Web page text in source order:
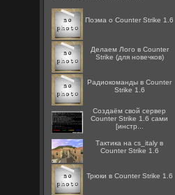
Поэма о Counter Strike 1.6
Делаем Лого в Counter
Strike (для новечков)
Радиокоманды в Counter
Strike 1.6
Создаём свой сервер
Counter Strike 1.6 сами
[инстр...
Тактика на cs_italy в
Counter Strike 1.6
Трюки в Counter Strike 1.6